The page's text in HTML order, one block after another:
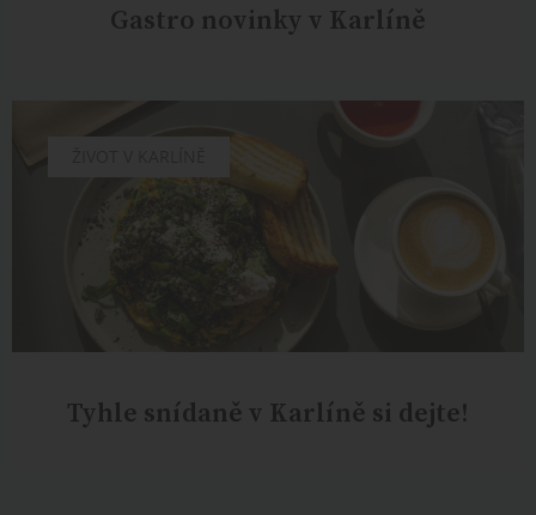
Gastro novinky v Karlíně
Tyhle snídaně v Karlíně si dejte!